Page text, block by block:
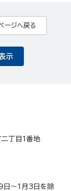
ージへ戻る
示
丁目1番地
日～1月3日を除